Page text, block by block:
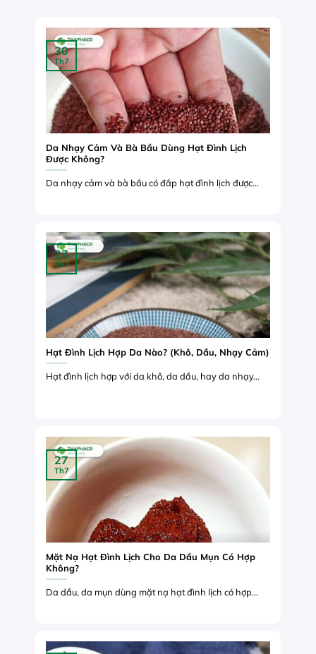
Da Nhạy Cảm Và Bà Bầu Dùng Hạt Đình Lịch
Được Không?
Da nhạy cảm và bà bầu có đắp hạt đình lịch được...
30
Th7
Hạt Đình Lịch Hợp Da Nào? (Khô, Dầu, Nhạy Cảm)
Hạt đình lịch hợp với da khô, da dầu, hay da nhạy...
27
Th7
Mặt Nạ Hạt Đình Lịch Cho Da Dầu Mụn Có Hợp
Không?
Da dầu, da mụn dùng mặt nạ hạt đình lịch có hợp...
27
Th7